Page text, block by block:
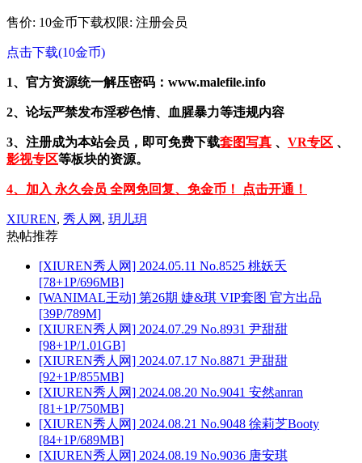
售价: 10金币下载权限: 注册会员
点击下载(10金币)
1、官方资源统一解压密码：www.malefile.info
2、论坛严禁发布淫秽色情、血腥暴力等违规内容
3、注册成为本站会员，即可免费下载套图写真 、 VR专区 、
影视专区等板块的资源。
4、加入 永久会员 全网免回复、免金币！ 点击开通！
XIUREN, 秀人网 , 玥儿玥
热帖推荐
[XIUREN秀人网] 2024.05.11 No.8525 桃妖夭
[78+1P/696MB]
[WANIMAL王动] 第26期 婕&琪 VIP套图 官方出品
[39P/789M]
[XIUREN秀人网] 2024.07.29 No.8931 尹甜甜
[98+1P/1.01GB]
[XIUREN秀人网] 2024.07.17 No.8871 尹甜甜
[92+1P/855MB]
[XIUREN秀人网] 2024.08.20 No.9041 安然anran
[81+1P/750MB]
[XIUREN秀人网] 2024.08.21 No.9048 徐莉芝Booty
[84+1P/689MB]
[XIUREN秀人网] 2024.08.19 No.9036 唐安琪